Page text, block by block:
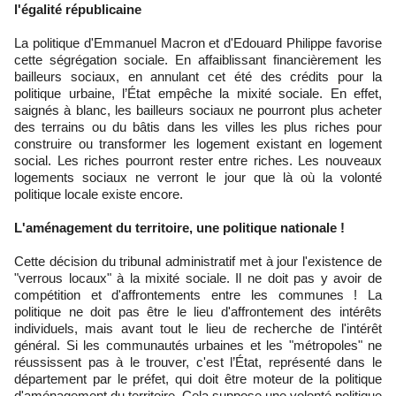
l'égalité républicaine
La politique d'Emmanuel Macron et d'Edouard Philippe favorise
cette ségrégation sociale. En affaiblissant financièrement les
bailleurs sociaux, en annulant cet été des crédits pour la
politique urbaine, l’État empêche la mixité sociale. En effet,
saignés à blanc, les bailleurs sociaux ne pourront plus acheter
des terrains ou du bâtis dans les villes les plus riches pour
construire ou transformer les logement existant en logement
social. Les riches pourront rester entre riches. Les nouveaux
logements sociaux ne verront le jour que là où la volonté
politique locale existe encore.
L'aménagement du territoire, une politique nationale !
Cette décision du tribunal administratif met à jour l'existence de
"verrous locaux" à la mixité sociale. Il ne doit pas y avoir de
compétition et d'affrontements entre les communes ! La
politique ne doit pas être le lieu d'affrontement des intérêts
individuels, mais avant tout le lieu de recherche de l'intérêt
général. Si les communautés urbaines et les "métropoles" ne
réussissent pas à le trouver, c'est l’État, représenté dans le
département par le préfet, qui doit être moteur de la politique